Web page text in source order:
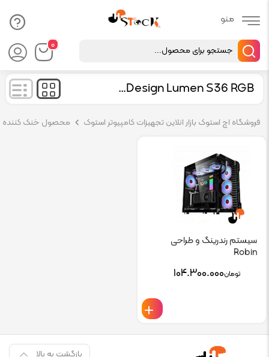
۰
Products
search
Fractal Design Lumen S36 RGB
فروشگاه اچ استوک بازار انلاین تجهیزات کامپیوتر استوک محصول خنک کننده
سیستم رندرینگ و طراحی
Robin
تومان۱۰۴.۳۰۰.۰۰۰
بازگشت به بالا